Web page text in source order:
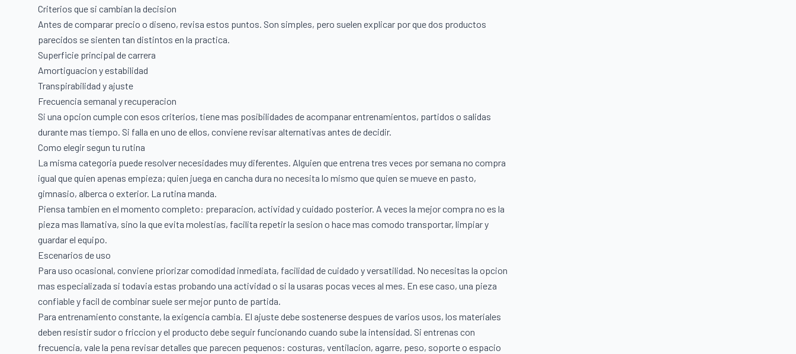
Criterios que si cambian la decision
Antes de comparar precio o diseno, revisa estos puntos. Son simples, pero suelen explicar por que dos productos
parecidos se sienten tan distintos en la practica.
Superficie principal de carrera
Amortiguacion y estabilidad
Transpirabilidad y ajuste
Frecuencia semanal y recuperacion
Si una opcion cumple con esos criterios, tiene mas posibilidades de acompanar entrenamientos, partidos o salidas
durante mas tiempo. Si falla en uno de ellos, conviene revisar alternativas antes de decidir.
Como elegir segun tu rutina
La misma categoria puede resolver necesidades muy diferentes. Alguien que entrena tres veces por semana no compra
igual que quien apenas empieza; quien juega en cancha dura no necesita lo mismo que quien se mueve en pasto,
gimnasio, alberca o exterior. La rutina manda.
Piensa tambien en el momento completo: preparacion, actividad y cuidado posterior. A veces la mejor compra no es la
pieza mas llamativa, sino la que evita molestias, facilita repetir la sesion o hace mas comodo transportar, limpiar y
guardar el equipo.
Escenarios de uso
Para uso ocasional, conviene priorizar comodidad inmediata, facilidad de cuidado y versatilidad. No necesitas la opcion
mas especializada si todavia estas probando una actividad o si la usaras pocas veces al mes. En ese caso, una pieza
confiable y facil de combinar suele ser mejor punto de partida.
Para entrenamiento constante, la exigencia cambia. El ajuste debe sostenerse despues de varios usos, los materiales
deben resistir sudor o friccion y el producto debe seguir funcionando cuando sube la intensidad. Si entrenas con
frecuencia, vale la pena revisar detalles que parecen pequenos: costuras, ventilacion, agarre, peso, soporte o espacio